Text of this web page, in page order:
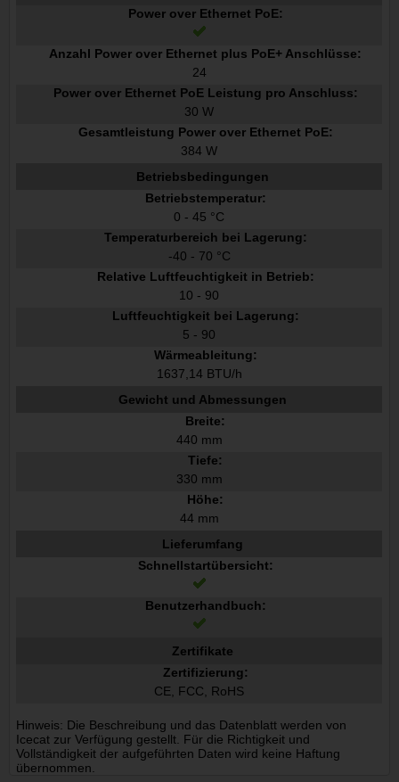
Power over Ethernet PoE:
Anzahl Power over Ethernet plus PoE+ Anschlüsse:
24
Power over Ethernet PoE Leistung pro Anschluss:
30 W
Gesamtleistung Power over Ethernet PoE:
384 W
Betriebsbedingungen
Betriebstemperatur:
0 - 45 °C
Temperaturbereich bei Lagerung:
-40 - 70 °C
Relative Luftfeuchtigkeit in Betrieb:
10 - 90
Luftfeuchtigkeit bei Lagerung:
5 - 90
Wärmeableitung:
1637,14 BTU/h
Gewicht und Abmessungen
Breite:
440 mm
Tiefe:
330 mm
Höhe:
44 mm
Lieferumfang
Schnellstartübersicht:
Benutzerhandbuch:
Zertifikate
Zertifizierung:
CE, FCC, RoHS
Hinweis: Die Beschreibung und das Datenblatt werden von
Icecat zur Verfügung gestellt. Für die Richtigkeit und
Vollständigkeit der aufgeführten Daten wird keine Haftung
übernommen.